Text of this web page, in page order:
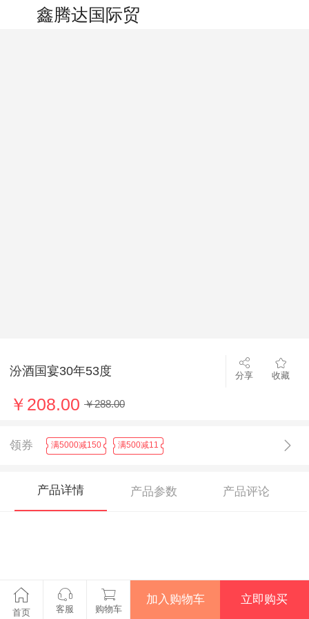
汾酒国宴30年53度 分享 收藏
￥208.00 ￥288.00
领券 满5000减150 满500减11
产品详情 产品参数 产品评论
首页 客服 购物车
加入购物车 立即购买